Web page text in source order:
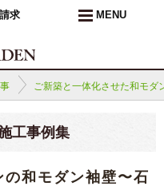
求 MENU
ご新築と一体化させた和モ
工事例集
和モダン袖壁〜石